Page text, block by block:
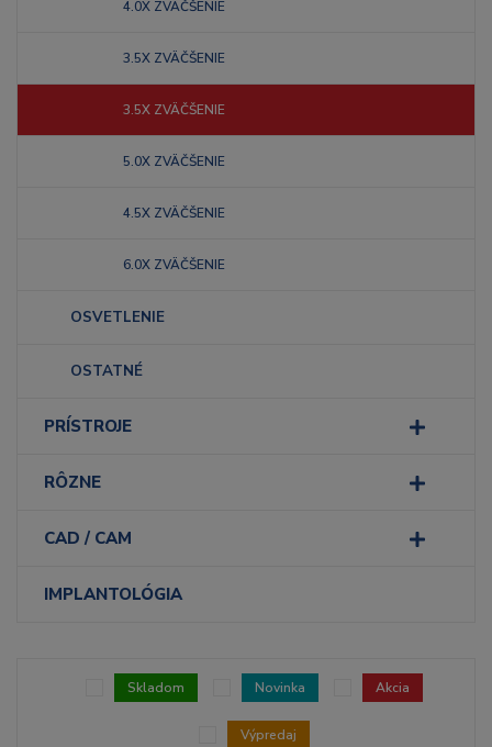
4.0X ZVÄČŠENIE
3.5X ZVÄČŠENIE
3.5X ZVÄČŠENIE
5.0X ZVÄČŠENIE
4.5X ZVÄČŠENIE
6.0X ZVÄČŠENIE
OSVETLENIE
OSTATNÉ
PRÍSTROJE
RÔZNE
CAD / CAM
IMPLANTOLÓGIA
Skladom Novinka Akcia
Výpredaj